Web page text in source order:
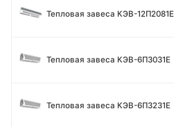
Тепловая завеса КЭВ-12П2081E
Тепловая завеса КЭВ-6П3031E
Тепловая завеса КЭВ-6П3231E